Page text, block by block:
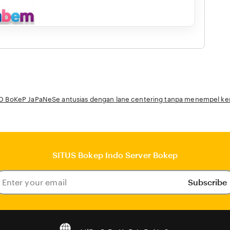
BoKeP JaPaNeSe antusias dengan lane centering tanpa menempel
SITUS Bokep Indo Server Bokep
Subscribe